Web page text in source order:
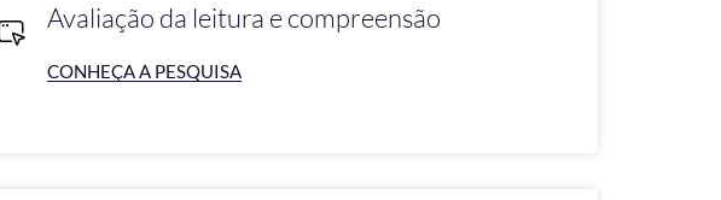
Avaliação da leitura e compreensão
CONHEÇA A PESQUISA